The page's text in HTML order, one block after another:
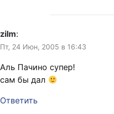
zilm:
Пт, 24 Июн, 2005 в 16:43
Аль Пачино супер!
сам бы дал
Ответить